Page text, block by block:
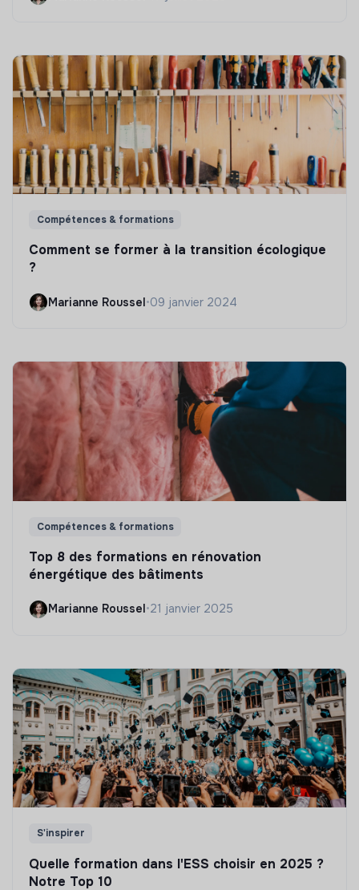
Compétences & formations
Comment se former à la transition écologique
?
Marianne Roussel•09 janvier 2024
Compétences & formations
Top 8 des formations en rénovation
énergétique des bâtiments
Marianne Roussel •21 janvier 2025
S'inspirer
Quelle formation dans l'ESS choisir en 2025 ?
Notre Top 10